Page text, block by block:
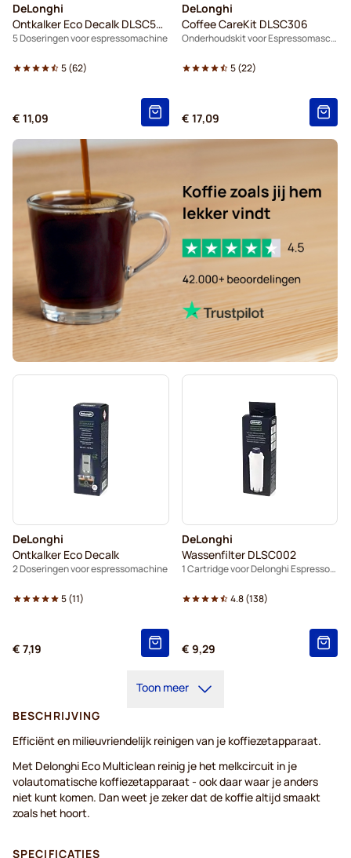
DeLonghi
Ontkalker Eco Decalk DLSC500
5 Doseringen voor espressomachine
5(62)
€ 11,09
DeLonghi
Coffee CareKit DLSC306
Onderhoudskit voor Espressomaschinen
5(22)
€ 17,09
DeLonghi
Ontkalker Eco Decalk
2 Doseringen voor espressomachine
5(11)
€ 7,19
DeLonghi
Wassenfilter DLSC002
1 Cartridge voor Delonghi Espressomachine
4.8(138)
€ 9,29
Toon meer
BESCHRIJVING
Efficiënt en milieuvriendelijk reinigen van je koffiezetapparaat.
Met Delonghi Eco Multiclean reinig je het melkcircuit in je
volautomatische koffiezetapparaat - ook daar waar je anders
niet kunt komen. Dan weet je zeker dat de koffie altijd smaakt
zoals het hoort.
SPECIFICATIES